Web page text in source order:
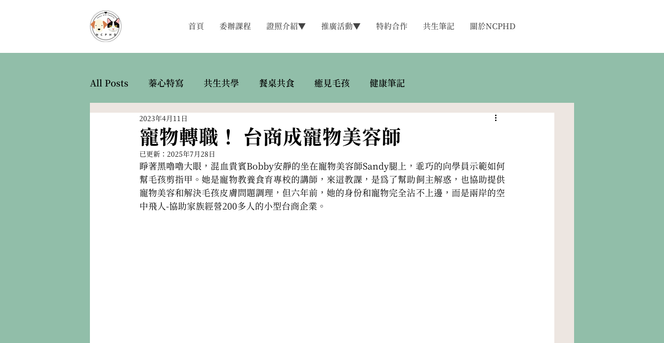
首頁 委辦課程 證照介紹▼ 推廣活動▼ 特約合作 共生筆記 關於NCPHD
All Posts 蓁心特寫 共生共學 餐桌共食 癒見毛孩 健康筆記
寵物轉職！ 台商成寵物美容師
2023年4月11日
已更新： 2025年7月28日
睜著黑嚕嚕大眼，混血貴賓Bobby安靜的坐在寵物美容師Sandy腿上，乖巧的向學員示範如何
幫毛孩剪指甲。她是寵物教養食育專校的講師，來這教課，是為了幫助飼主解惑，也協助提供
寵物美容和解決毛孩皮膚問題調理，但六年前，她的身份和寵物完全沾不上邊，而是兩岸的空
中飛人-協助家族經營200多人的小型台商企業。